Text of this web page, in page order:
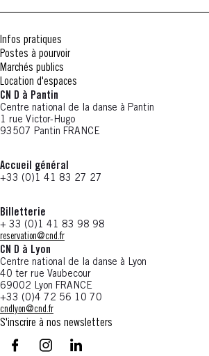
Infos pratiques
Postes à pourvoir
Marchés publics
Location d'espaces
CN D à Pantin
Centre national de la danse à Pantin
1 rue Victor-Hugo
93507 Pantin FRANCE
Accueil général
+33 (0)1 41 83 27 27
Billetterie
+ 33 (0)1 41 83 98 98
reservation@cnd.fr
CN D à Lyon
Centre national de la danse à Lyon
40 ter rue Vaubecour
69002 Lyon FRANCE
+33 (0)4 72 56 10 70
cndlyon@cnd.fr
S'inscrire à nos newsletters
facebook - CN D - Nouvelle fenêtre
instagram - CN D - Nouvelle fenêtre
LinkedIn - CN D - Nouvelle fenêtre